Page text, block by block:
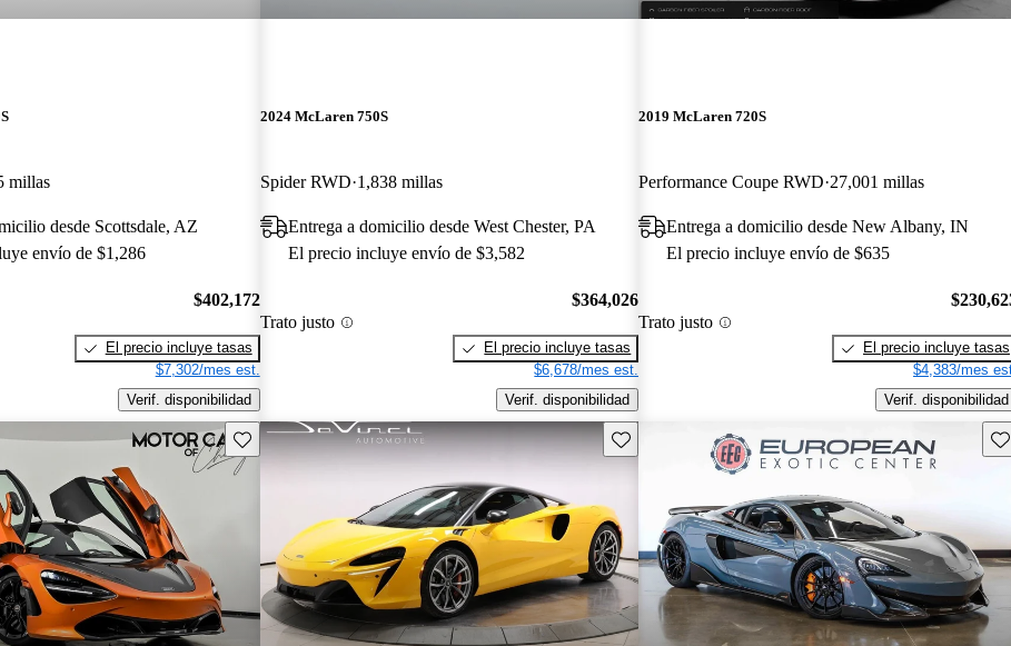
millas
desde Scottsdale, AZ
envío de $1,286
$402,172
El precio incluye tasas
$7,302/mes est.
Verif. disponibilidad
2024 McLaren 750S
Spider RWD 1,838 millas
Entrega a domicilio desde West Chester, PA
El precio incluye envío de $3,582
Trato justo
$364,026
El precio incluye tasas
$6,678/mes est.
Verif. disponibilidad
2019 McLaren 720S
Performance Coupe RWD 27,001 millas
Entrega a domicilio desde New Albany, IN
El precio incluye envío de $635
Trato justo
El precio incluye tasas
$4,383/mes
Verif. disponibilidad
Guarda este Aviso Guarda este Aviso